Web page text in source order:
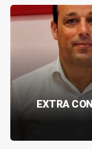
EXTRA